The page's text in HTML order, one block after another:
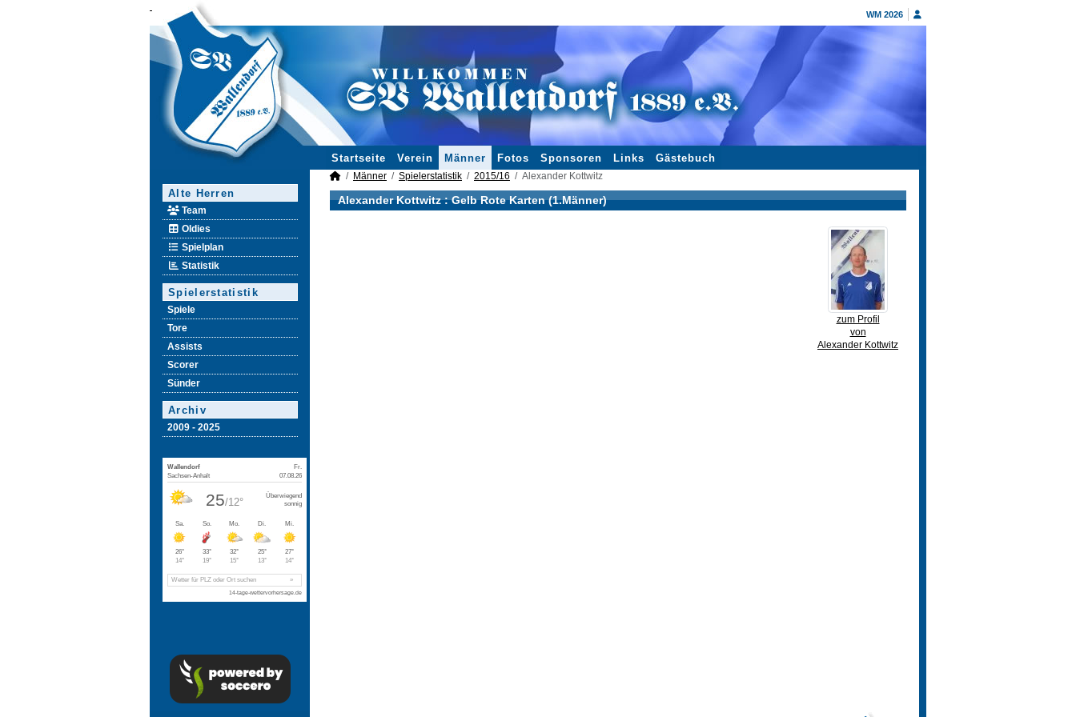
WM 2026
Startseite Verein Männer Fotos Sponsoren Links Gästebuch
Alte Herren
Team
Oldies
Spielplan
Statistik
Spielerstatistik
Spiele
Tore
Assists
Scorer
Sünder
Archiv
2009 - 2025
Männer Spielerstatistik 2015/16 Alexander Kottwitz
Alexander Kottwitz : Gelb Rote Karten (1.Männer)
zum Profil
von
Alexander Kottwitz